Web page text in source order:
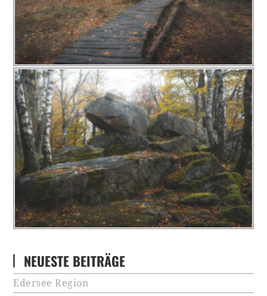
NEUESTE BEITRÄGE
Edersee Region